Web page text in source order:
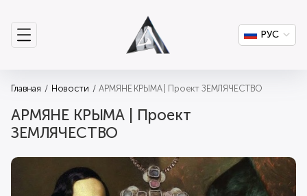
РУС
Главная Новости АРМЯНЕ КРЫМА | Проект ЗЕМЛЯЧЕСТВО
АРМЯНЕ КРЫМА | Проект
ЗЕМЛЯЧЕСТВО